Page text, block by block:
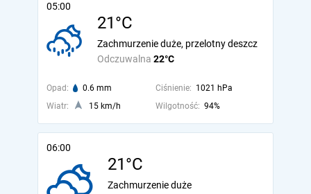
05:00
21°C
Odczuwalna 22°C
Zachmurzenie duże, przelotny deszcz
Opad: 0.6 mm Ciśnienie: 1021 hPa
Wiatr:
15 km/h Wilgotność: 94%
06:00
21°C
Zachmurzenie duże